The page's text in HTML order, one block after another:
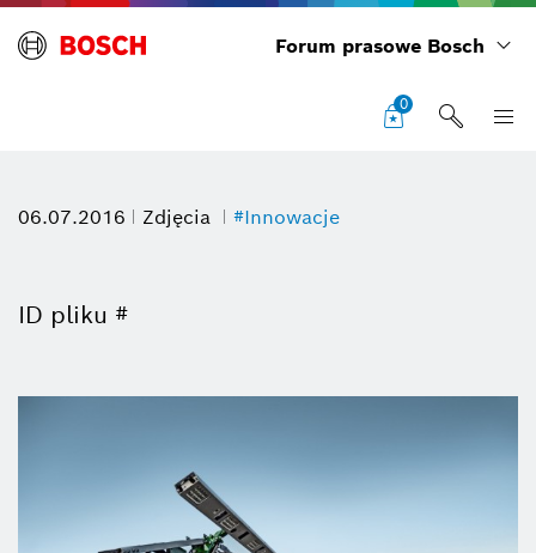
Forum prasowe Bosch
0
06.07.2016 Zdjęcia #Innowacje
ID pliku #